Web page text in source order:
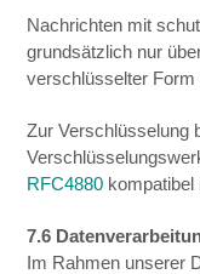
Nachrichten mit
grundsätzlich nur
verschlüsselter Form
Zur Verschlüsselung
RFC4880 kompatibel
7.6
Im Rahmen unserer